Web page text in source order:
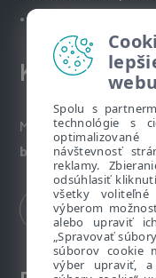
•Technická podpora
Kontakt
Máte
webu
Spolu s
technológie s
návštevnosť
reklamy.
odsúhlasiť
všetky
výberom
alebo upraviť
„Spravovať
súborov cookie
výber upraviť,